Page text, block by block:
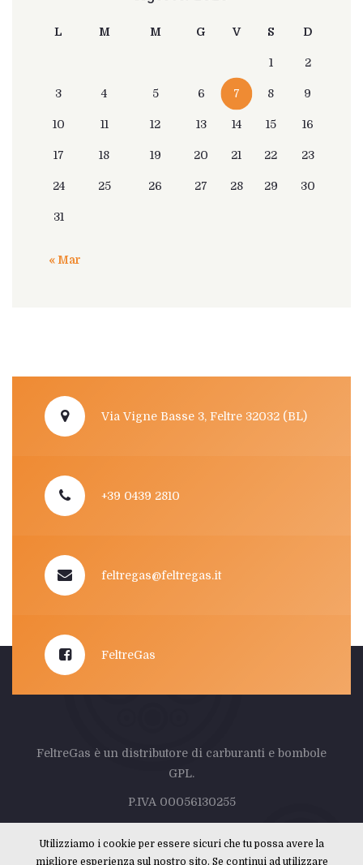
L M M G V S D
« Mar
1 2
3 4 5 6 7 8 9
10 11 12 13 14 15 16
17 18 19 20 21 22 23
24 25 26 27 28 29 30
31
Via Vigne Basse 3, Feltre 32032 (BL)
+39 0439 2810
feltregas@feltregas.it
FeltreGas
FeltreGas è un distributore di carburanti e bombole
GPL.
P.IVA 00056130255
Utilizziamo i cookie per essere sicuri che tu possa avere la
migliore esperienza sul nostro sito. Se continui ad utilizzare